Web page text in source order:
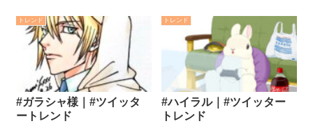
トレンド
#ガラシャ様｜#ツイッタ
ートレンド
トレンド
#ハイラル｜#ツイッター
トレンド